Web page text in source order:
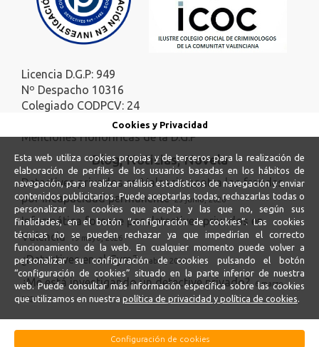
Cookies y Privacidad
Esta web utiliza cookies propias y de terceros para la realización de
elaboración de perfiles de los usuarios basadas en los hábitos de
navegación, para realizar análisis estadísticos de navegación y enviar
contenidos publicitarios. Puede aceptarlas todas, rechazarlas todas o
personalizar las cookies que acepta y las que no, según sus
finalidades, en el botón “configuración de cookies”. Las cookies
técnicas no se pueden rechazar ya que impedirían el correcto
funcionamiento de la web. En cualquier momento puede volver a
personalizar su configuración de cookies pulsando el botón
“configuración de cookies” situado en la parte inferior de nuestra
web. Puede consultar más información específica sobre las cookies
que utilizamos en nuestra política de privacidad y política de cookies.
Configuración de cookies
Licencia D.G.P: 949
Nº Despacho 10316
Colegiado CODPCV: 24
Colegiado ICOC: 140
Menciones Honoríficas de la D.G.P
Blog, Noticias, Novela
Detectives privados en Valencia contra los fraudes
por incapacidad permanente 23 junio, 2026
Informática forense por detectives privados en
Valencia
19 mayo, 2026
¿Detectives en el Gym? 5 abril, 2026
¿Me está investigando un detective privado?
6 marzo,
2026